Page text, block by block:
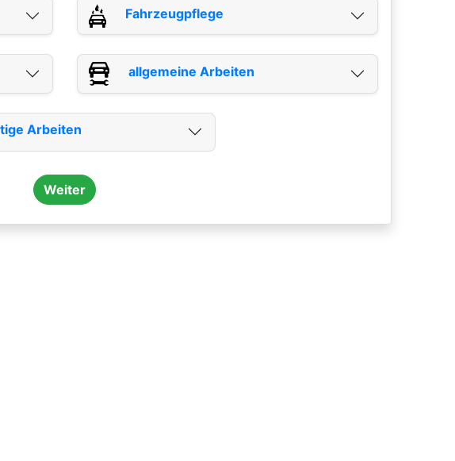
Fahrzeugpflege
allgemeine Arbeiten
Arbeiten
Weiter